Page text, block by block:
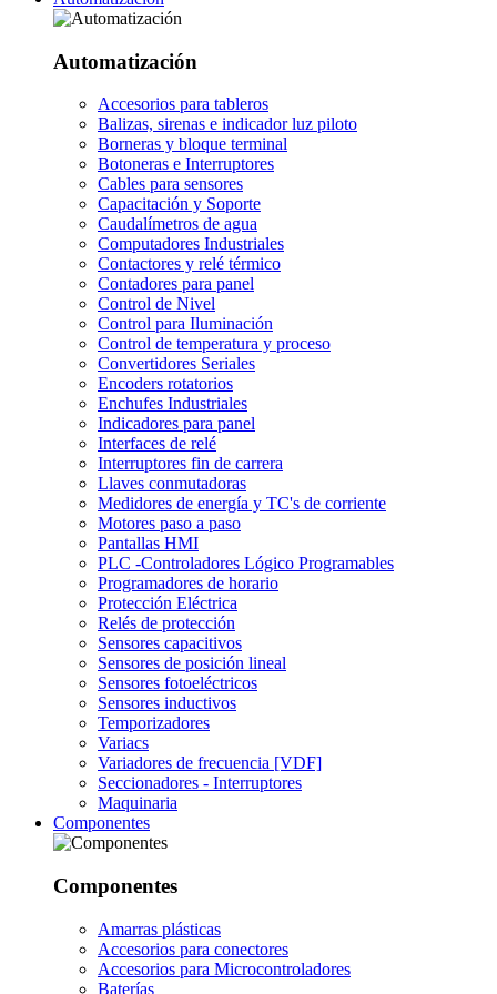
Automatización
Accesorios para tableros
Balizas, sirenas e indicador luz piloto
Borneras y bloque terminal
Botoneras e Interruptores
Cables para sensores
Capacitación y Soporte
Caudalímetros de agua
Computadores Industriales
Contactores y relé térmico
Contadores para panel
Control de Nivel
Control para Iluminación
Control de temperatura y proceso
Convertidores Seriales
Encoders rotatorios
Enchufes Industriales
Indicadores para panel
Interfaces de relé
Interruptores fin de carrera
Llaves conmutadoras
Medidores de energía y TC's de corriente
Motores paso a paso
Pantallas HMI
PLC -Controladores Lógico Programables
Programadores de horario
Protección Eléctrica
Relés de protección
Sensores capacitivos
Sensores de posición lineal
Sensores fotoeléctricos
Sensores inductivos
Temporizadores
Variacs
Variadores de frecuencia [VDF]
Seccionadores - Interruptores
Maquinaria
Componentes
Componentes
Amarras plásticas
Accesorios para conectores
Accesorios para Microcontroladores
Baterías